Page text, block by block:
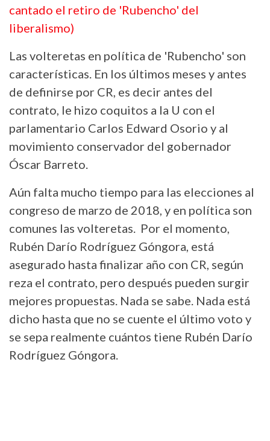
cantado el retiro de 'Rubencho' del
liberalismo)
Las volteretas en política de 'Rubencho' son
características. En los últimos meses y antes
de definirse por CR, es decir antes del
contrato, le hizo coquitos a la U con el
parlamentario Carlos Edward Osorio y al
movimiento conservador del gobernador
Óscar Barreto.
Aún falta mucho tiempo para las elecciones al
congreso de marzo de 2018, y en política son
comunes las volteretas. Por el momento,
Rubén Darío Rodríguez Góngora, está
asegurado hasta finalizar año con CR, según
reza el contrato, pero después pueden surgir
mejores propuestas. Nada se sabe. Nada está
dicho hasta que no se cuente el último voto y
se sepa realmente cuántos tiene Rubén Darío
Rodríguez Góngora.